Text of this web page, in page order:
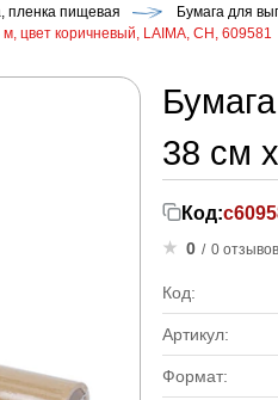
пленка пищевая
Бумага для
цвет коричневый, LAIMA, CH, 609581
38 см
Код:
0 / 0 отзывов
Код:
Артикул:
Формат: